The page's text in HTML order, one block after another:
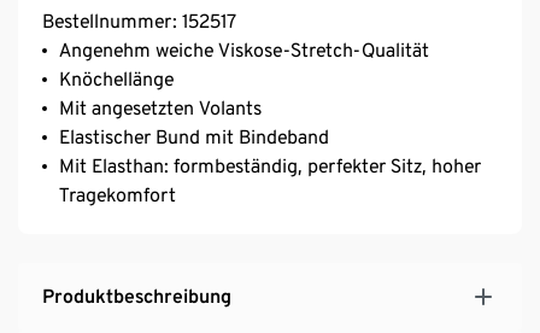
Bestellnummer: 152517
Angenehm weiche Viskose-Stretch-Qualität
Knöchellänge
Mit angesetzten Volants
Elastischer Bund mit Bindeband
Mit Elasthan: formbeständig, perfekter Sitz, hoher
Tragekomfort
Produktbeschreibung